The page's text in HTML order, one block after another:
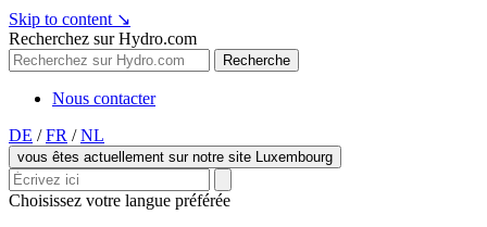
Skip to content ↘
Recherchez sur Hydro.com
Recherche
Nous contacter
DE / FR / NL
vous êtes actuellement sur notre site Luxembourg
Choisissez votre langue préférée